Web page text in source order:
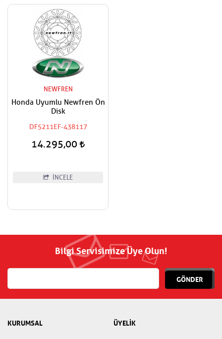
NEWFREN
Honda Uyumlu Newfren Ön
Disk
DF5211EF-438117
14.295,00
İNCELE
Bilgi Servisimize Üye Olun!
GÖNDER
KURUMSAL ÜYELİK